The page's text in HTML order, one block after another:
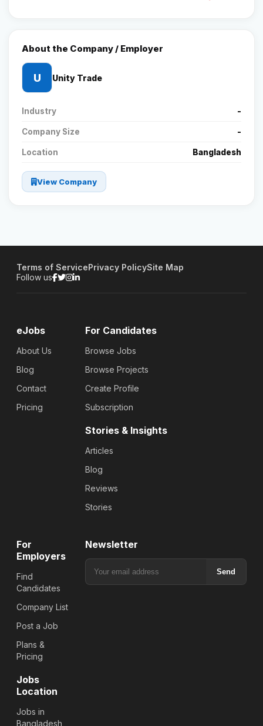
About the Company / Employer
U Unity Trade
Industry -
Company Size -
Location Bangladesh
View Company
Terms of ServicePrivacy PolicySite Map
Follow us
eJobs
About Us
Blog
Contact
Pricing
For Candidates
Browse Jobs
Browse Projects
Create Profile
Subscription
Stories & Insights
Articles
Blog
Reviews
Stories
For
Employers
Find
Candidates
Company List
Post a Job
Plans &
Pricing
Jobs
Location
Jobs in
Bangladesh
Newsletter
Send